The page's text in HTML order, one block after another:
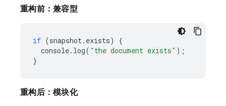
重构前：兼容型
if (snapshot. exists)
{
console. log( "the document exists" );
}
重构后：模块化